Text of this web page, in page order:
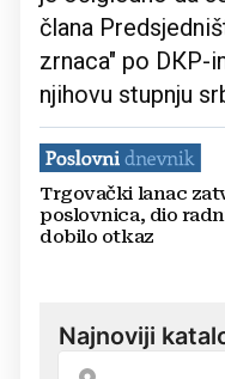
člana
zrnaca" po DКP-
njihovu stupnju
Trgovački lanac
poslovnica, dio
dobilo otkaz